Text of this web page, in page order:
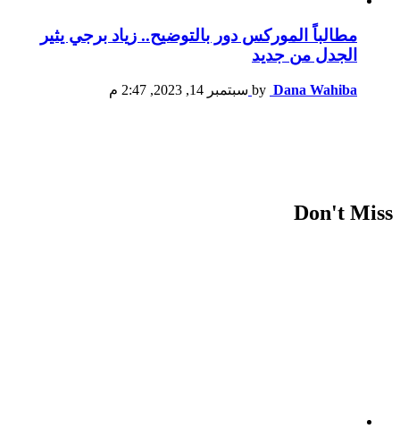
مطالباً الموركس دور بالتوضيح.. زياد برجي يثير
الجدل من جديد
by Dana Wahiba سبتمبر 14, 2023, 2:47 م
Don't Miss